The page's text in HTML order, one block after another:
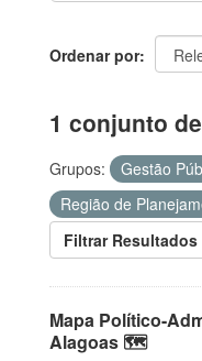
Ordenar por
1 conjunto
Grupos: Gestão
Região de
Filtrar Resultados
Mapa Político-
Alagoas 🗺️